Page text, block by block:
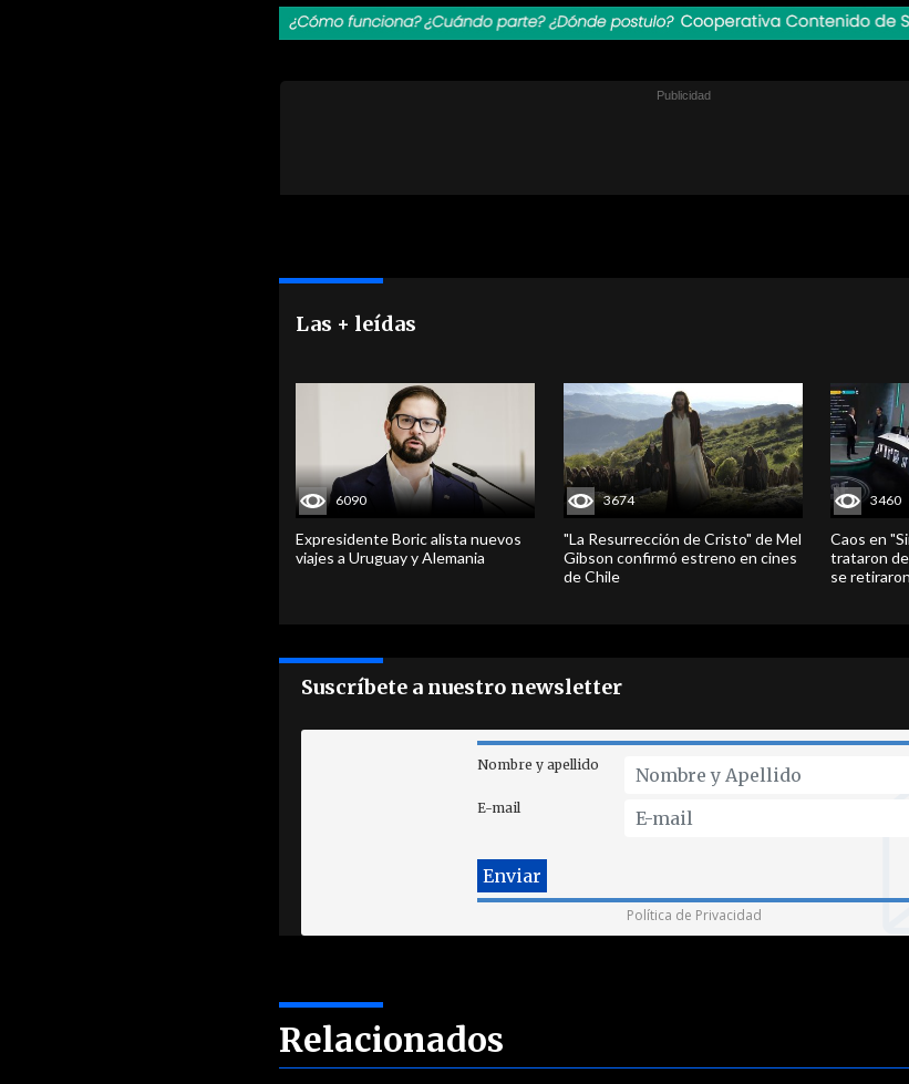
Las + leídas
6090
Expresidente Boric alista nuevos
viajes a Uruguay y Alemania
3674
"La Resurrección de Cristo" de Mel
Gibson confirmó estreno en cines
de Chile
3460
Caos en
trataron
se
Suscríbete a nuestro newsletter
Nombre y apellido
E-mail
Política de Privacidad
Relacionados